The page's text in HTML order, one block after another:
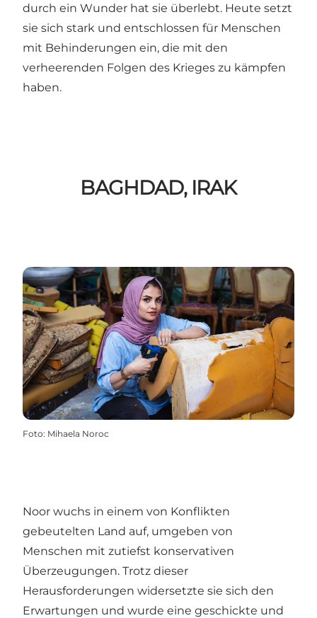
durch ein Wunder hat sie überlebt. Heute setzt
sie sich stark und entschlossen für Menschen
mit Behinderungen ein, die mit den
verheerenden Folgen des Krieges zu kämpfen
haben.
BAGHDAD, IRAK
Foto: Mihaela Noroc
Noor wuchs in einem von Konflikten
gebeutelten Land auf, umgeben von
Menschen mit zutiefst konservativen
Überzeugungen. Trotz dieser
Herausforderungen widersetzte sie sich den
Erwartungen und wurde eine geschickte und